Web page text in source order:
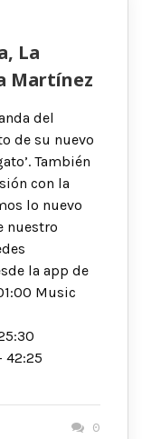
La
Martínez
del
de su nuevo
También
con la
lo nuevo
nuestro
la app de
Music
42:25
0